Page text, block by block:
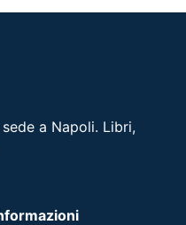
a Napoli. Libri,